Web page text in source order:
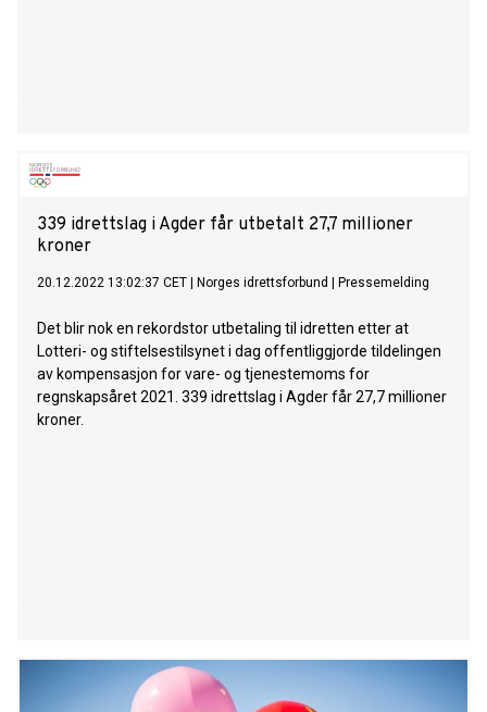
339 idrettslag i Agder får utbetalt 27,7 millioner
kroner
20.12.2022 13:02:37 CET Norges idrettsforbund Pressemelding
Det blir nok en rekordstor utbetaling til idretten etter at
Lotteri- og stiftelsestilsynet i dag offentliggjorde tildelingen
av kompensasjon for vare- og tjenestemoms for
regnskapsåret 2021. 339 idrettslag i Agder får 27,7 millioner
kroner.